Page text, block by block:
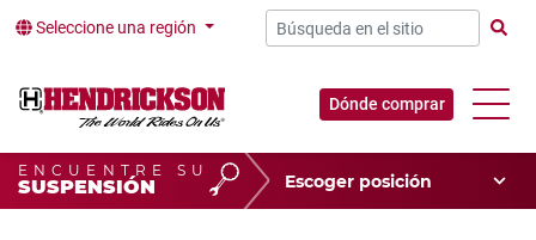
Seleccione una región
Dónde comprar
ENCUENTRE SU
SUSPENSIÓN
Escoger su posición
Tipo de vehículo
Escoger su aplicación